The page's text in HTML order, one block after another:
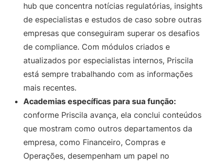
hub que concentra notícias regulatórias, insights
de especialistas e estudos de caso sobre outras
empresas que conseguiram superar os desafios
de compliance. Com módulos criados e
atualizados por especialistas internos, Priscila
está sempre trabalhando com as informações
mais recentes.
Academias específicas para sua função:
conforme Priscila avança, ela conclui conteúdos
que mostram como outros departamentos da
empresa, como Financeiro, Compras e
Operações, desempenham um papel no